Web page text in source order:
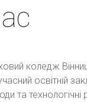
коледж
освітній
та